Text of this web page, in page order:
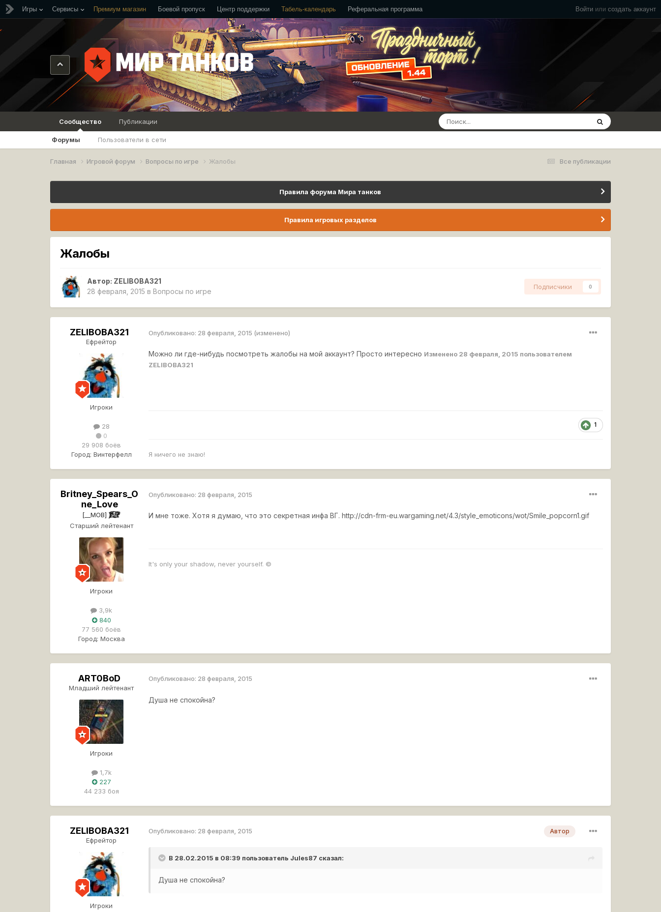
Войти или создать аккаунт
Игры Сервисы Премиум магазин Боевой пропуск Центр поддержки Табель-календарь Реферальная программа
Сообщество
Форумы Пользователи в сети
Публикации
Все публикации
Главная Игровой форум Вопросы по игре Жалобы
Правила форума Мира танков
Правила игровых разделов
Жалобы
Автор: ZELIBOBA321
28 февраля, 2015 в Вопросы по игре
Подписчики 0
ZELIBOBA321
Ефрейтор
Игроки
28
0
29 908 боёв
Город: Винтерфелл
Опубликовано: 28 февраля, 2015 (изменено)
Можно ли где-нибудь посмотреть жалобы на мой аккаунт? Просто интересно Изменено 28 февраля, 2015 пользователем
ZELIBOBA321
1
Я ничего не знаю!
Britney_Spears_O
ne_Love
[__MOB]
Старший лейтенант
Игроки
3,9k
840
77 560 боёв
Город: Москва
Опубликовано: 28 февраля, 2015
И мне тоже. Хотя я думаю, что это секретная инфа ВГ.http://cdn-frm-eu.wargaming.net/4.3/style_emoticons/wot/Smile_popcorn1.gif
It's only your shadow, never yourself. ©
ART0BoD
Младший лейтенант
Игроки
1,7k
227
44 233 боя
Опубликовано: 28 февраля, 2015
Душа не спокойна?
ZELIBOBA321
Ефрейтор
Игроки
Автор
Опубликовано: 28 февраля, 2015
В 28.02.2015 в 08:39 пользователь Jules87 сказал:
Душа не спокойна?